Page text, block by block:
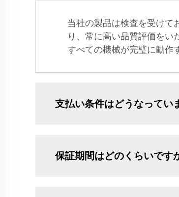
当社の製品は検査を受けて
り、常に高い品質評価を
すべての機械が完璧に動作
支払い条件はどうなってい
保証期間はどのくらいです